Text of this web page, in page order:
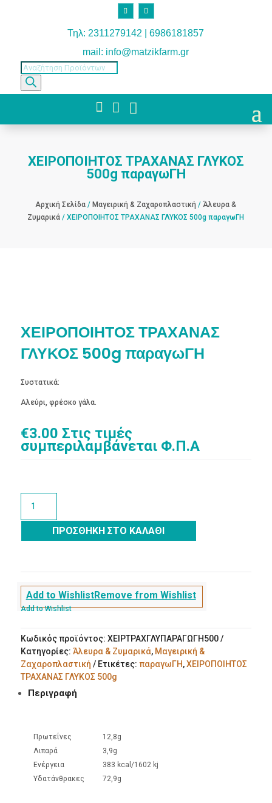
Τηλ: 2311279142 | 6986181857
mail: info@matzikfarm.gr
Products
search
  
ΧΕΙΡΟΠΟΙΗΤΟΣ ΤΡΑΧΑΝΑΣ ΓΛΥΚΟΣ
500g παραγωΓΗ
Αρχική Σελίδα /Μαγειρική & Ζαχαροπλαστική /Άλευρα &
Ζυμαρικά / ΧΕΙΡΟΠΟΙΗΤΟΣ ΤΡΑΧΑΝΑΣ ΓΛΥΚΟΣ 500g παραγωΓΗ
ΧΕΙΡΟΠΟΙΗΤΟΣ ΤΡΑΧΑΝΑΣ
ΓΛΥΚΟΣ 500g παραγωΓΗ
Συστατικά:
Αλεύρι, φρέσκο γάλα.
€3.00 Στις τιμές
συμπεριλαμβάνεται Φ.Π.Α
ΤΡΑΧΑΝΑΣ
ΓΛΥΚΟΣ
ΠΡΟΣΘΉΚΗ ΣΤΟ ΚΑΛΆΘΙ
Add to WishlistRemove from Wishlist
Add to Wishlist
Κωδικός προϊόντος: ΧΕΙΡΤΡΑΧΓΛΥΠΑΡΑΓΩΓΗ500
Κατηγορίες: Άλευρα & Ζυμαρικά, Μαγειρική &
Ζαχαροπλαστική
Ετικέτες: παραγωΓΗ,ΧΕΙΡΟΠΟΙΗΤΟΣ
ΤΡΑΧΑΝΑΣ ΓΛΥΚΟΣ 500g
Περιγραφή
Πρωτεΐνες
12,8g
Λιπαρά
3,9g
Ενέργεια
383 kcal/1602 kj
Υδατάνθρακες
72,9g